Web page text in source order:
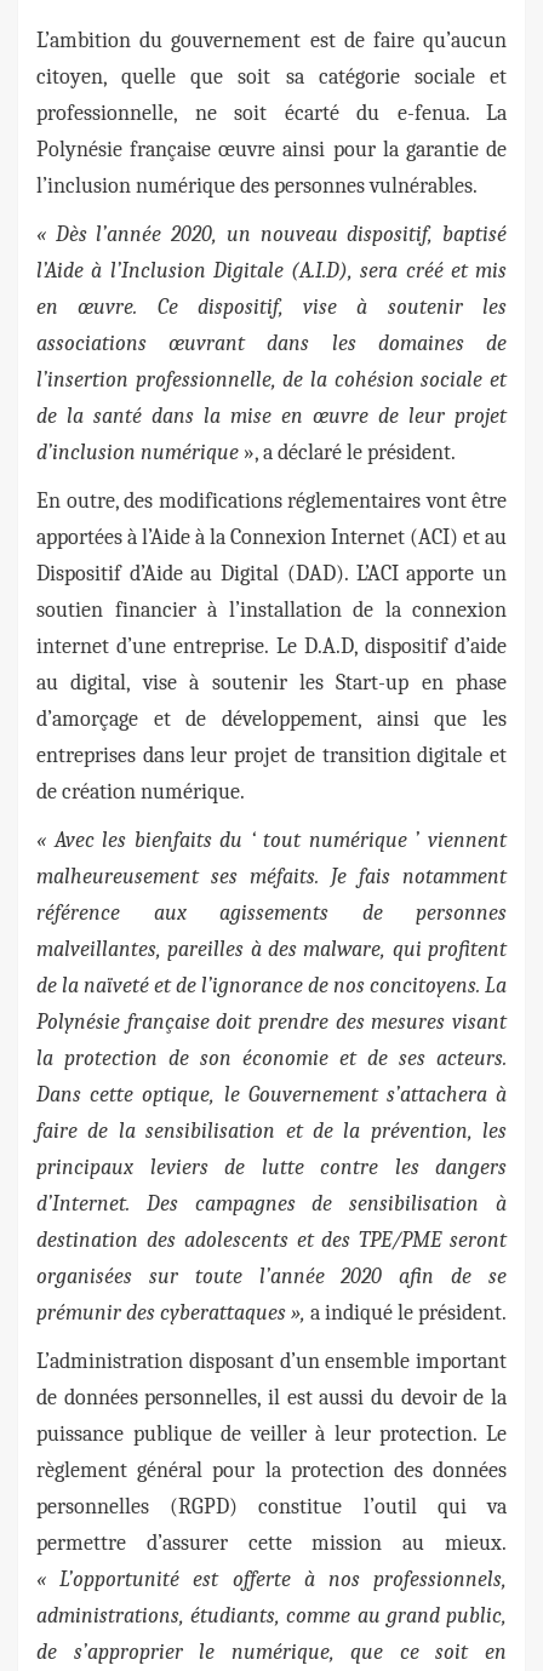
L’ambition du gouvernement est de faire qu’aucun
citoyen, quelle que soit sa catégorie sociale et
professionnelle, ne soit écarté du e-fenua. La
Polynésie française œuvre ainsi pour la garantie de
l’inclusion numérique des personnes vulnérables.
« Dès l’année 2020, un nouveau dispositif, baptisé
l’Aide à l’Inclusion Digitale (A.I.D), sera créé et mis
en œuvre. Ce dispositif, vise à soutenir les
associations œuvrant dans les domaines de
l’insertion professionnelle, de la cohésion sociale et
de la santé dans la mise en œuvre de leur projet
d’inclusion numérique », a déclaré le président.
En outre, des modifications réglementaires vont être
apportées à l’Aide à la Connexion Internet (ACI) et au
Dispositif d’Aide au Digital (DAD). L’ACI apporte un
soutien financier à l’installation de la connexion
internet d’une entreprise. Le D.A.D, dispositif d’aide
au digital, vise à soutenir les Start-up en phase
d’amorçage et de développement, ainsi que les
entreprises dans leur projet de transition digitale et
de création numérique.
« Avec les bienfaits du ‘ tout numérique ’ viennent
malheureusement ses méfaits. Je fais notamment
référence aux agissements de personnes
malveillantes, pareilles à des malware, qui profitent
de la naïveté et de l’ignorance de nos concitoyens. La
Polynésie française doit prendre des mesures visant
la protection de son économie et de ses acteurs.
Dans cette optique, le Gouvernement s’attachera à
faire de la sensibilisation et de la prévention, les
principaux leviers de lutte contre les dangers
d’Internet. Des campagnes de sensibilisation à
destination des adolescents et des TPE/PME seront
organisées sur toute l’année 2020 afin de se
prémunir des cyberattaques », a indiqué le président.
L’administration disposant d’un ensemble important
de données personnelles, il est aussi du devoir de la
puissance publique de veiller à leur protection. Le
règlement général pour la protection des données
personnelles (RGPD) constitue l’outil qui va
permettre d’assurer cette mission au mieux.
« L’opportunité est offerte à nos professionnels,
administrations, étudiants, comme au grand public,
de s’approprier le numérique, que ce soit en